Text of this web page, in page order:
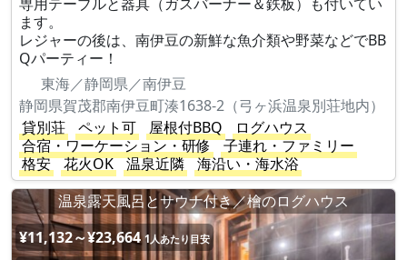
ます。
レジャーの後は、南伊豆の新鮮な魚介類や野菜などでBB
Qパーティー！
東海／静岡県／南伊豆
静岡県賀茂郡南伊豆町湊1638-2（弓ヶ浜温泉別荘地内）
貸別荘
ペット可 屋根付BBQ
ログハウス
合宿・ワーケーション・研修
子連れ・ファミリー
格安
花火OK 温泉近隣
海沿い・海水浴
温泉露天風呂とサウナ付き／檜のログハウス
¥11,132～¥23,664 1人あたり目安